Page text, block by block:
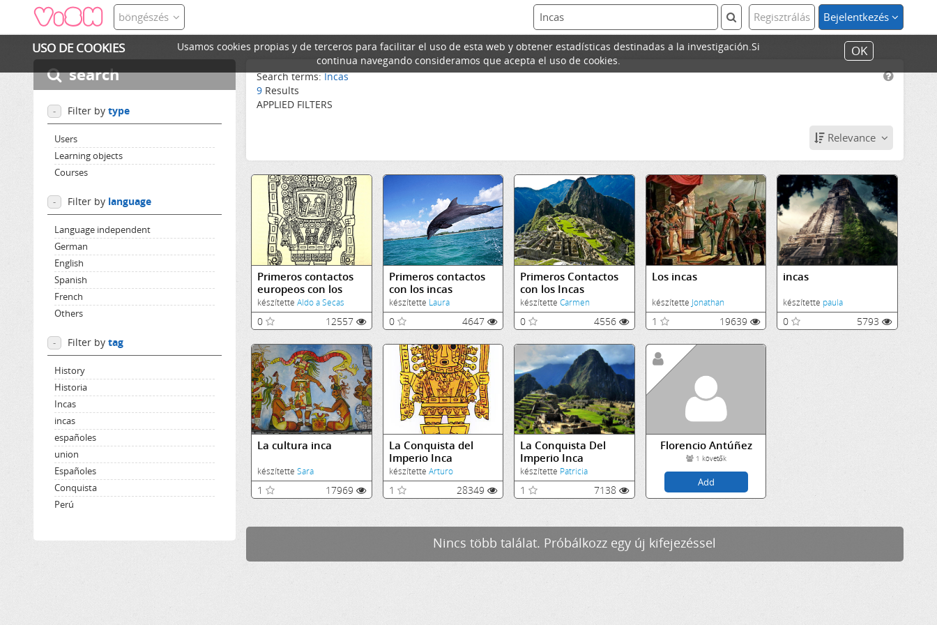
USO DE COOKIES
Usamos cookies propias y de terceros para facilitar el uso de esta web y obtener estadísticas destinadas a la investigación.Si
continua navegando consideramos que acepta el uso de cookies.
OK
böngészés Regisztrálás Bejelentkezés
search
- Filter bytype
Users
Learning objects
Courses
- Filter by language
Language independent
German
English
Spanish
French
Others
- Filter bytag
History
Historia
Incas
incas
españoles
union
Españoles
Conquista
Perú
Search terms:Incas
9Results
APPLIED FILTERS
Relevance
Primeros contactos
europeos con los
incas
készítette Aldo a Secas
0 12557
Primeros contactos
con los incas
készítette Laura
0 4647
Primeros Contactos
con los Incas
készítette Carmen
0 4556
Los incas
készítette Jonathan
1 19639
incas
készítette paula
0 5793
La cultura inca
készítette Sara
1 17969
La Conquista del
Imperio Inca
készítette Arturo
1 28349
La Conquista Del
Imperio Inca
készítette Patricia
1 7138
Florencio Antúñez
1 követők
Nincs több találat. Próbálkozz egy új kifejezéssel